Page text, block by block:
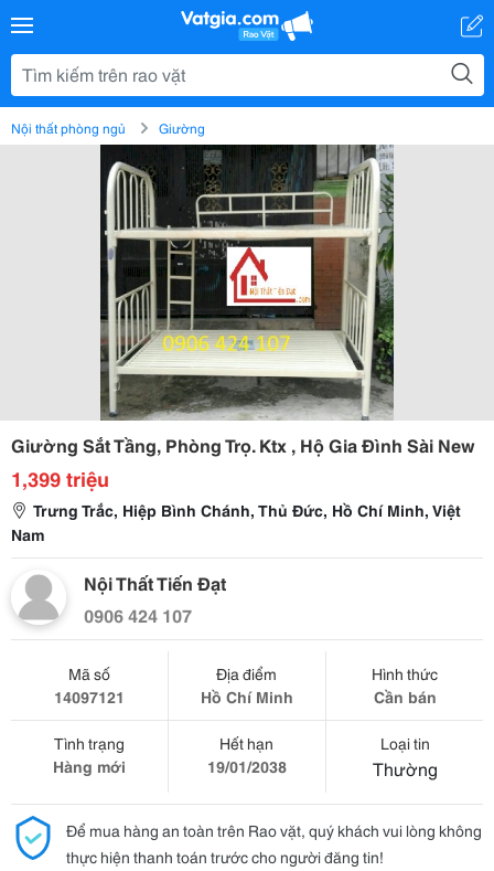
Nội thất phòng ngủ Giường
Giường Sắt Tầng, Phòng Trọ. Ktx , Hộ Gia Đình Sài New
1,399 triệu
Trưng Trắc, Hiệp Bình Chánh, Thủ Đức, Hồ Chí Minh, Việt
Nam
Nội Thất Tiến Đạt
0906 424 107
Mã số
14097121
Địa điểm
Hồ Chí Minh
Hình thức
Cần bán
Tình trạng
Hàng mới
Hết hạn
19/01/2038
Loại tin
Thường
Để mua hàng an toàn trên Rao vặt, quý khách vui lòng không
thực hiện thanh toán trước cho người đăng tin!